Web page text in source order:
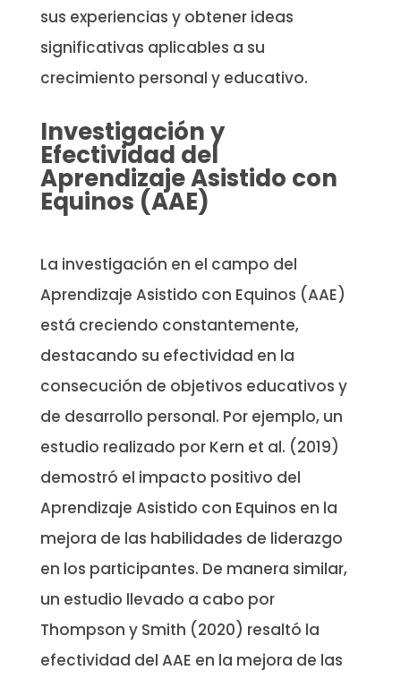
sus experiencias y obtener ideas
significativas aplicables a su
crecimiento personal y educativo.
Investigación y
Efectividad del
Aprendizaje Asistido con
Equinos (AAE)
La investigación en el campo del
Aprendizaje Asistido con Equinos (AAE)
está creciendo constantemente,
destacando su efectividad en la
consecución de objetivos educativos y
de desarrollo personal. Por ejemplo, un
estudio realizado por Kern et al. (2019)
demostró el impacto positivo del
Aprendizaje Asistido con Equinos en la
mejora de las habilidades de liderazgo
en los participantes. De manera similar,
un estudio llevado a cabo por
Thompson y Smith (2020) resaltó la
efectividad del AAE en la mejora de las